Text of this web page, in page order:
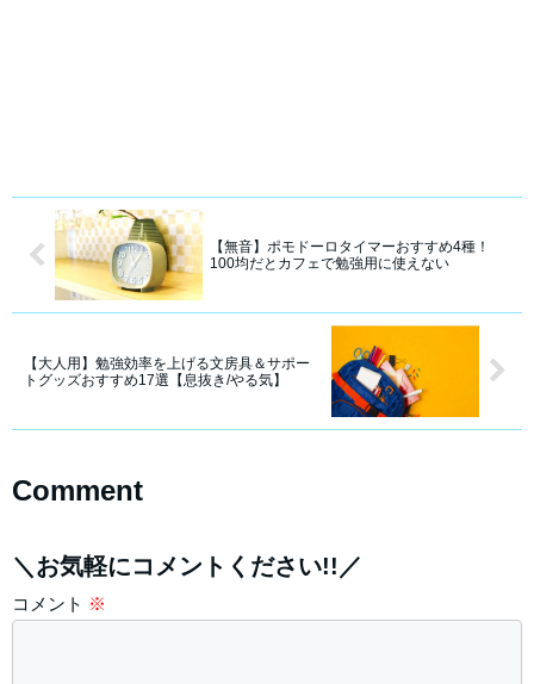
【無音】ポモドーロタイマーおすすめ4種！
100均だとカフェで勉強用に使えない
【大人用】勉強効率を上げる文房具＆サポー
トグッズおすすめ17選【息抜き/やる気】
Comment
＼お気軽にコメントください!!／
コメント ※